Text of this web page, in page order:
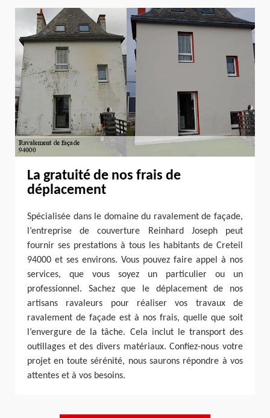
La gratuité de nos frais de
déplacement
Spécialisée dans le domaine du ravalement de façade,
l’entreprise de couverture Reinhard Joseph peut
fournir ses prestations à tous les habitants de Creteil
94000 et ses environs. Vous pouvez faire appel à nos
services, que vous soyez un particulier ou un
professionnel. Sachez que le déplacement de nos
artisans ravaleurs pour réaliser vos travaux de
ravalement de façade est à nos frais, quelle que soit
l’envergure de la tâche. Cela inclut le transport des
outillages et des divers matériaux. Confiez-nous votre
projet en toute sérénité, nous saurons répondre à vos
attentes et à vos besoins.